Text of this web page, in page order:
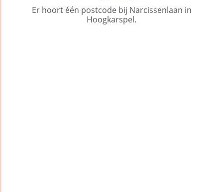
Er hoort één postcode bij Narcissenlaan in
Hoogkarspel.